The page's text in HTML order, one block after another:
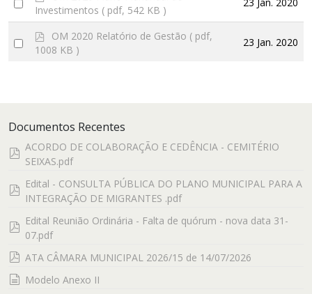
an
item
d
f
Investimentos ( pdf, 542 KB )
Select d
f
OM 2020 Relatório de Gestão ( pdf,
1008 KB )
23 Jan. 2020
Documentos Recentes
pdf
ACORDO DE COLABORAÇÃO E CEDÊNCIA - CEMITÉRIO
SEIXAS.pdf
pdf
Edital - CONSULTA PÚBLICA DO PLANO MUNICIPAL PARA A
INTEGRAÇÃO DE MIGRANTES .pdf
pdf
Edital Reunião Ordinária - Falta de quórum - nova data 31-
07.pdf
pdf
ATA CÂMARA MUNICIPAL 2026/15 de 14/07/2026
documento
Modelo Anexo II